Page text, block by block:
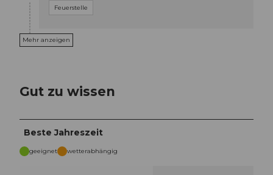
Feuerstelle
Mehr anzeigen
Gut zu wissen
Beste Jahreszeit
geeignet wetterabhängig